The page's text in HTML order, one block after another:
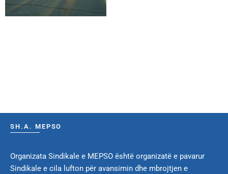
SH.A. MEPSO
Organizata Sindikale e MEPSO është organizatë e pavarur
Sindikale e cila lufton për avansimin dhe mbrojtjen e